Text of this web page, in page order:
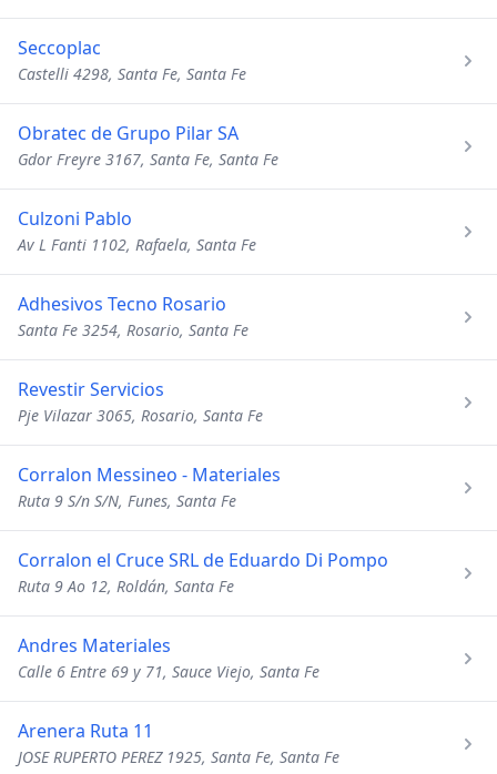
Seccoplac
Castelli 4298, Santa Fe, Santa Fe
Obratec de Grupo Pilar SA
Gdor Freyre 3167, Santa Fe, Santa Fe
Culzoni Pablo
Av L Fanti 1102, Rafaela, Santa Fe
Adhesivos Tecno Rosario
Santa Fe 3254, Rosario, Santa Fe
Revestir Servicios
Pje Vilazar 3065, Rosario, Santa Fe
Corralon Messineo - Materiales
Ruta 9 S/n S/N, Funes, Santa Fe
Corralon el Cruce SRL de Eduardo Di Pompo
Ruta 9 Ao 12, Roldán, Santa Fe
Andres Materiales
Calle 6 Entre 69 y 71, Sauce Viejo, Santa Fe
Arenera Ruta 11
JOSE RUPERTO PEREZ 1925, Santa Fe, Santa Fe